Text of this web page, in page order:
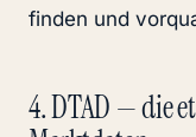
finden und
4. DTAD — die